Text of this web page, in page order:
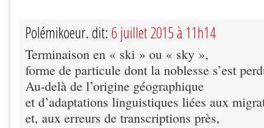
Polémikoeur. dit: 6 juillet 2015 à 11h14
Terminaison en « ski » ou « sky »,
forme de particule dont la noblesse s’est
Au-delà de l’origine géographique
et d’adaptations linguistiques liées aux
et, aux erreurs de transcriptions près,